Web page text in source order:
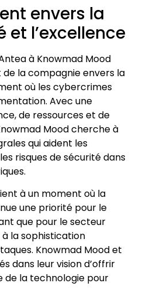
envers la
l’excellence
à Knowmad Mood
la compagnie envers la
où les cybercrimes
Avec une
de ressources et de
Mood cherche à
qui aident les
risques de sécurité dans
à un moment où la
une priorité pour le
que pour le secteur
la sophistication
Knowmad Mood et
dans leur vision d’offrir
de la technologie pour